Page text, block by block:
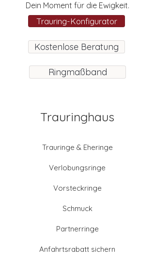
Dein Moment für die Ewigkeit.
Trauring-Konfigurator
Kostenlose Beratung
Ringmaßband
Trauringhaus
Trauringe & Eheringe
Verlobungsringe
Vorsteckringe
Schmuck
Partnerringe
Anfahrtsrabatt sichern